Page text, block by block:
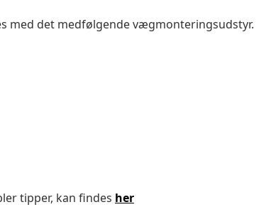
med det medfølgende vægmonteringsudstyr.
tipper, kan findes her